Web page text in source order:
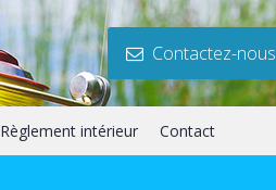
Contactez-nous
Règlement intérieur Contact